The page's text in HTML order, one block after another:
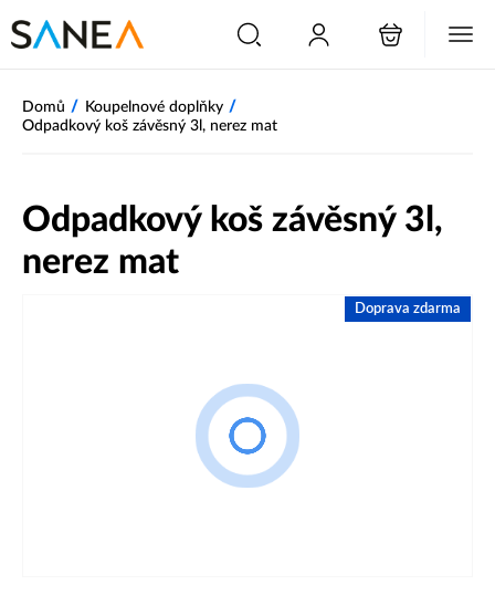
Domů / Koupelnové doplňky /
Odpadkový koš závěsný 3l, nerez mat
Odpadkový koš závěsný 3l,
nerez mat
Doprava zdarma